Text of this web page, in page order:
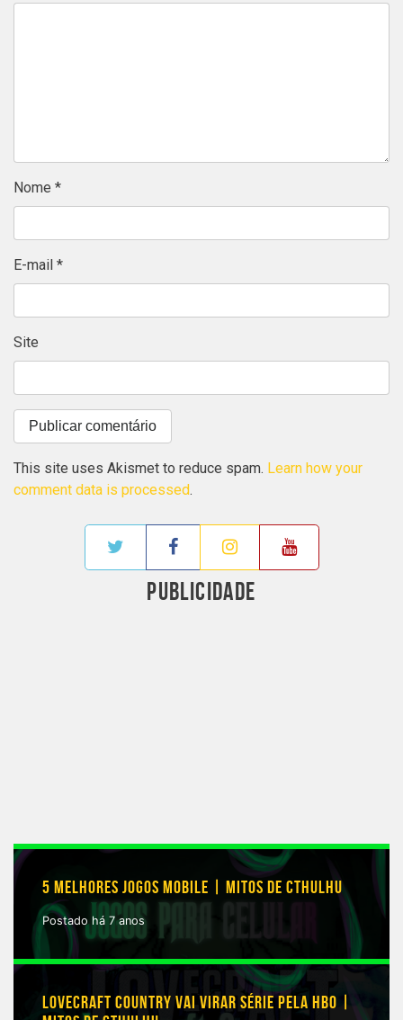
Nome *
E-mail *
Site
This site uses Akismet to reduce spam. Learn how your
comment data is processed.
PUBLICIDADE
5 MELHORES JOGOS MOBILE | MITOS DE CTHULHU
Postado há 7 anos
LOVECRAFT COUNTRY VAI VIRAR SÉRIE PELA HBO |